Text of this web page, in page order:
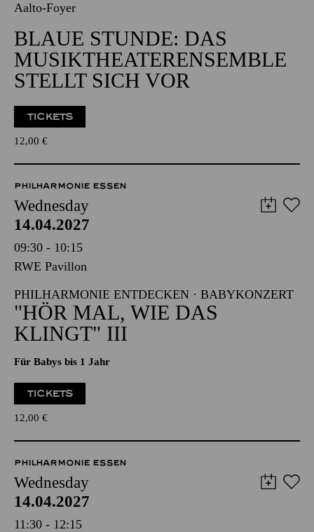
Aalto-Foyer
BLAUE STUNDE: DAS
MUSIKTHEATERENSEMBLE
STELLT SICH VOR
TICKETS
12,00 €
PHILHARMONIE ESSEN
Wednesday
14.04.2027
09:30 - 10:15
RWE Pavillon
PHILHARMONIE ENTDECKEN · BABYKONZERT
"HÖR MAL, WIE DAS
KLINGT" III
Für Babys bis 1 Jahr
TICKETS
12,00 €
PHILHARMONIE ESSEN
Wednesday
14.04.2027
11:30 - 12:15